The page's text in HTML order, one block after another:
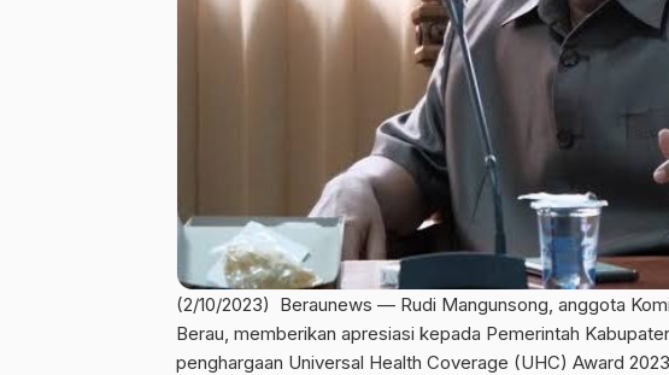
(2/10/2023) Beraunews — Rudi Mangunsong, anggota
Berau, memberikan apresiasi kepada Pemerintah
penghargaan Universal Health Coverage (UHC) Award